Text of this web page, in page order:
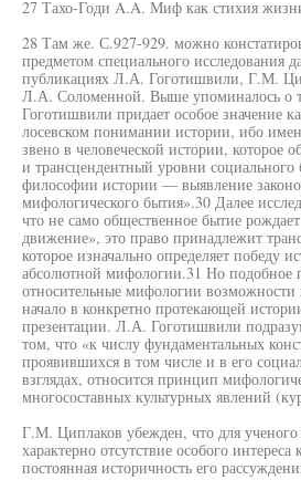
27 Тахо-Годи A.A. Миф как стихия
28 Там же. С.927-929. можно
предметом специального исследования
публикациях Л.А. Гоготишвили, Г.М.
Л.А. Соломенной. Выше упоминалось о
Гоготишвили придает особое значение
лосевском понимании истории, ибо
звено в человеческой истории, которое
и трансцендентный уровни
философии истории — выявление
мифологического бытия».30 Далее
что не само общественное бытие
движение», это право принадлежит
которое изначально определяет победу
абсолютной мифологии.31 Но подобное
относительные мифологии возможности
начало в конкретно протекающей
презентации. Л.А. Гоготишвили
том, что «к числу фундаментальных
проявившихся в том числе и в его
взглядах, относится принцип
многосоставных культурных явлений
Г.М. Циплаков убежден, что для
характерно отсутствие особого
постоянная историчность его